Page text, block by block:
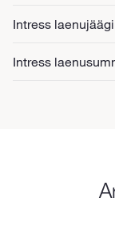
Intress
Intress